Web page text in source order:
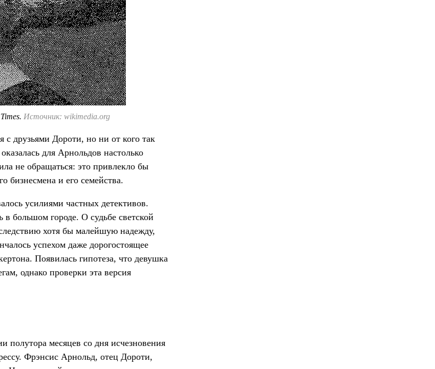
Источник: wikimedia.org
друзьями Дороти, но ни от кого так
для Арнольдов настолько
не обращаться: это привлекло бы
бизнесмена и его семейства.
усилиями частных детективов.
большом городе. О судьбе светской
хотя бы малейшую надежду,
успехом даже дорогостоящее
Появилась гипотеза, что девушка
однако проверки эта версия
полутора месяцев со дня исчезновения
Фрэнсис Арнольд, отец Дороти,